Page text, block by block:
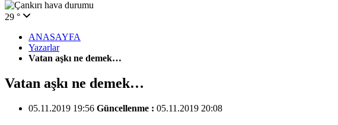
29 °
ANASAYFA
Yazarlar
Vatan aşkı ne demek…
Vatan aşkı ne demek…
05.11.2019 19:56 Güncellenme : 05.11.2019 20:08